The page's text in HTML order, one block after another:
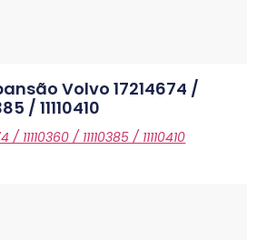
Volvo17214674 /
/ 11110410
11110360 / 11110385 / 11110410